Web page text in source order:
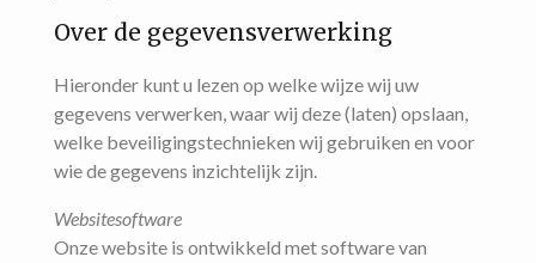
Over de gegevensverwerking
Hieronder kunt u lezen op welke wijze wij uw
gegevens verwerken, waar wij deze (laten) opslaan,
welke beveiligingstechnieken wij gebruiken en voor
wie de gegevens inzichtelijk zijn.
Websitesoftware
Onze website is ontwikkeld met software van